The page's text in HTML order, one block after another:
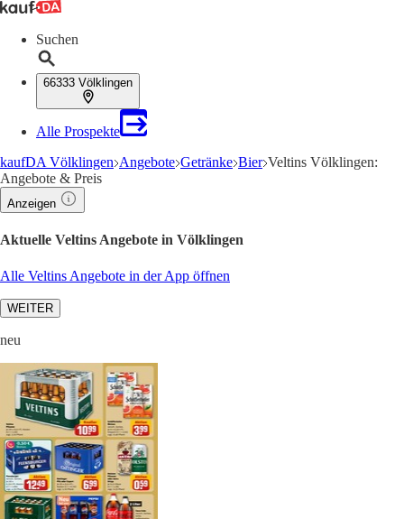
Suchen
66333 Völklingen
Alle Prospekte
kaufDA Völklingen Angebote Getränke Bier Veltins Völklingen:
Angebote & Preis
Anzeigen
Aktuelle Veltins Angebote in Völklingen
Alle Veltins Angebote in der App öffnen
WEITER
neu